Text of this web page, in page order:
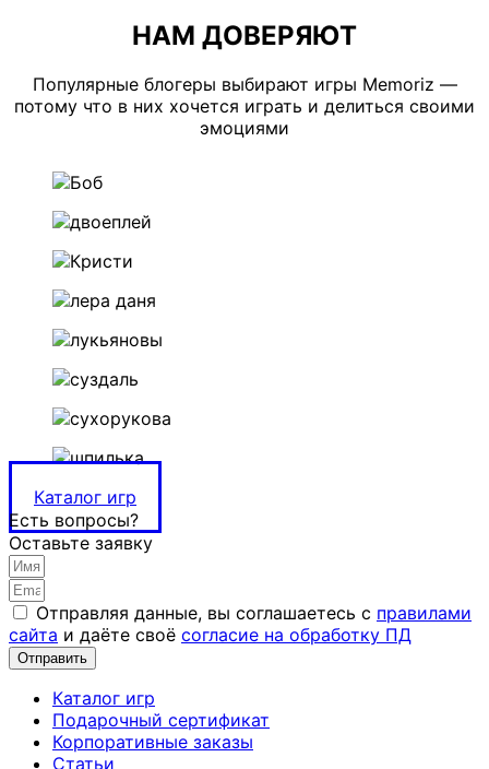
НАМ ДОВЕРЯЮТ
Популярные блогеры выбирают игры Memoriz —
потому что в них хочется играть и делиться своими
эмоциями
Каталог игр
Есть вопросы?
Оставьте заявку
Отправляя данные, вы соглашаетесь с правилами
сайта и даёте своё согласие на обработку ПД
Отправить
Каталог игр
Подарочный сертификат
Корпоративные заказы
Статьи